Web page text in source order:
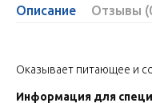
Описание Отзывы
Оказывает питающее и
Информация для